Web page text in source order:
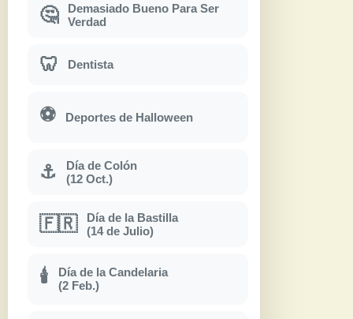
🤔
Demasiado Bueno Para Ser
Verdad
🦷 Dentista
⚽ Deportes de Halloween
⚓
Día de Colón
(12 Oct.)
🇫🇷
Día de la Bastilla
(14 de Julio)
🕯
Día de la Candelaria
(2 Feb.)